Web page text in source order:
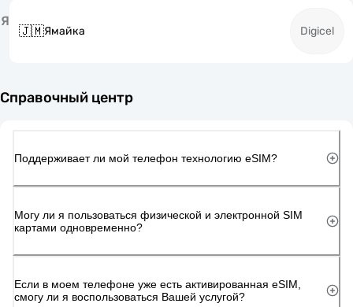
Я
🇯🇲Ямайка Digicel
Справочный центр
Поддерживает ли мой телефон технологию eSIM?
Могу ли я пользоваться физической и электронной SIM
картами одновременно?
Если в моем телефоне уже есть активированная eSIM,
смогу ли я воспользоваться Вашей услугой?